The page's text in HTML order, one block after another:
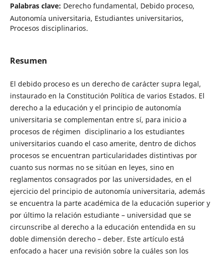
Palabras clave: Derecho fundamental, Debido proceso,
Autonomía universitaria, Estudiantes universitarios,
Procesos disciplinarios.
Resumen
El debido proceso es un derecho de carácter supra legal,
instaurado en la Constitución Política de varios Estados. El
derecho a la educación y el principio de autonomía
universitaria se complementan entre sí, para inicio a
procesos de régimen disciplinario a los estudiantes
universitarios cuando el caso amerite, dentro de dichos
procesos se encuentran particularidades distintivas por
cuanto sus normas no se sitúan en leyes, sino en
reglamentos consagrados por las universidades, en el
ejercicio del principio de autonomía universitaria, además
se encuentra la parte académica de la educación superior y
por último la relación estudiante – universidad que se
circunscribe al derecho a la educación entendida en su
doble dimensión derecho – deber. Este artículo está
enfocado a hacer una revisión sobre la cuáles son los